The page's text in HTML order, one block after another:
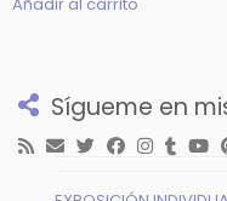
Sígueme en